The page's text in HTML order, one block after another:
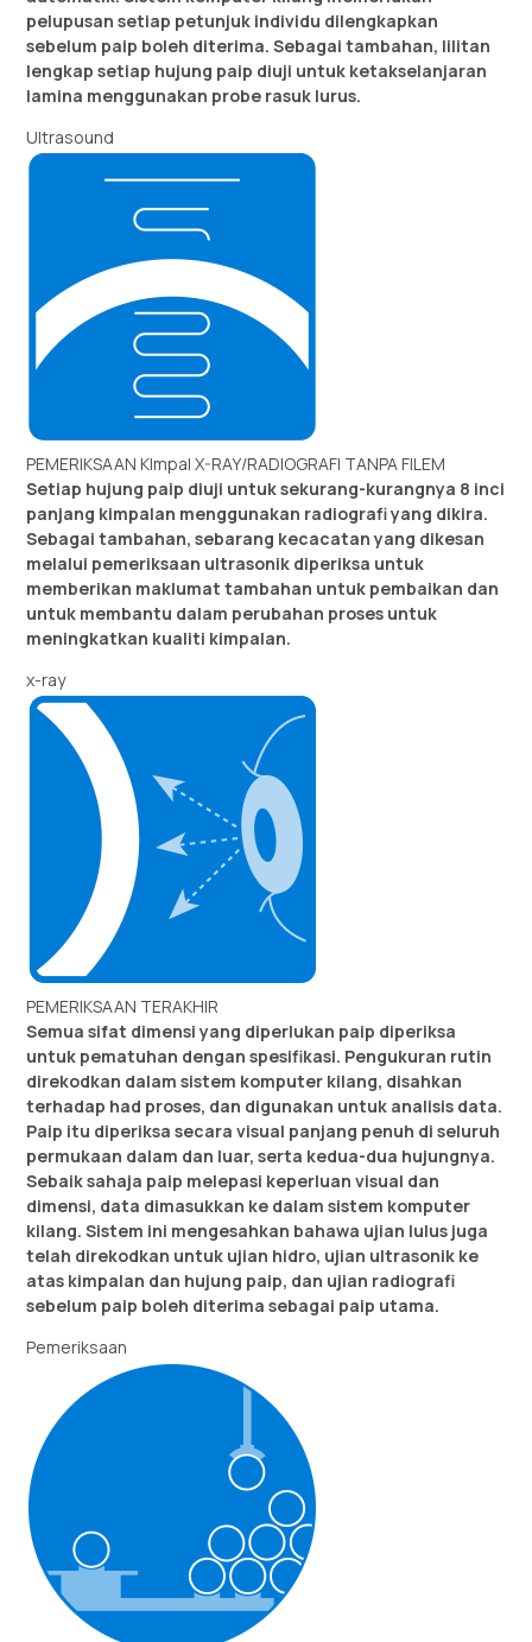
pelupusan setiap petunjuk individu dilengkapkan
sebelum paip boleh diterima. Sebagai tambahan, lilitan
lengkap setiap hujung paip diuji untuk ketakselanjaran
lamina menggunakan probe rasuk lurus.
Ultrasound
PEMERIKSAAN KImpal X-RAY/RADIOGRAFI TANPA FILEM
Setiap hujung paip diuji untuk sekurang-kurangnya 8 inci
panjang kimpalan menggunakan radiografi yang dikira.
Sebagai tambahan, sebarang kecacatan yang dikesan
melalui pemeriksaan ultrasonik diperiksa untuk
memberikan maklumat tambahan untuk pembaikan dan
untuk membantu dalam perubahan proses untuk
meningkatkan kualiti kimpalan.
x-ray
PEMERIKSAAN TERAKHIR
Semua sifat dimensi yang diperlukan paip diperiksa
untuk pematuhan dengan spesifikasi. Pengukuran rutin
direkodkan dalam sistem komputer kilang, disahkan
terhadap had proses, dan digunakan untuk analisis data.
Paip itu diperiksa secara visual panjang penuh di seluruh
permukaan dalam dan luar, serta kedua-dua hujungnya.
Sebaik sahaja paip melepasi keperluan visual dan
dimensi, data dimasukkan ke dalam sistem komputer
kilang. Sistem ini mengesahkan bahawa ujian lulus juga
telah direkodkan untuk ujian hidro, ujian ultrasonik ke
atas kimpalan dan hujung paip, dan ujian radiografi
sebelum paip boleh diterima sebagai paip utama.
Pemeriksaan